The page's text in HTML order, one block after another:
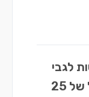
לגבי
סוג גג בסגירת מרפסת בגודל של 25